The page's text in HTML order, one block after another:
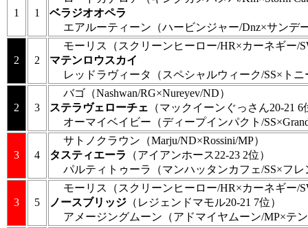
1 1
ベラジオオペラ
エアルーティーン （ハービンジャー/Dnz×サンデ
2 2
モーリス
（スクリーンヒーロー/HR×カーネギー/
マテンロウスカイ
レッドラヴィータ
（スペシャルウィーク/SS×ト
2 3
バゴ （Nashwan/RG×Nureyev/ND）
ステラヴェローチェ （マックイーンぐっさん20-21 6
オーマイベイビー （ディープインパクト/
3 4
サトノクラウン （Marju/ND×Rossini/MP）
タスティエーラ
（アイアンホース22-23 2位）
パルティトゥーラ
（マンハッタンカフェ/SS×フ
3 5
モーリス
（スクリーンヒーロー/HR×カーネギー/
ノースブリッジ （レジェンドマモル20-21 7位）
アメージングムーン （アドマイヤムーン/MP×テ